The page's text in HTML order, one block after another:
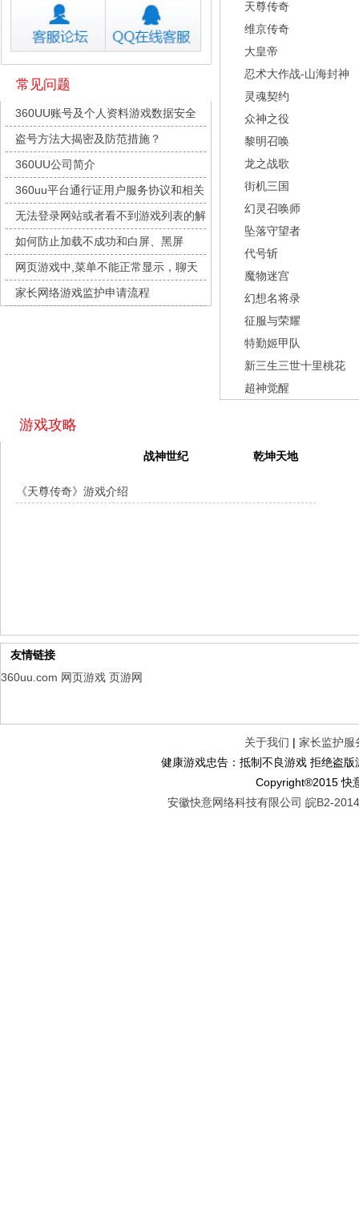
寻龙英雄
今日 10:00点
魔物迷宫
每日新服
今日 10:00点
豌豆大作战
每日新服
今日 10:00点
灵魂序章
每日新服
今日 10:00点
冒险守护
每日新服
绝地苍穹
每日新服
今日 10:00点
代号斩
每日新服
今日 10:00点
异星战舰
每日新服
今日 10:00点
云上契约
每日新服
今日 10:00点
梦幻回响
每日新服
今日 10:00点
灵魂契约
仙剑奇侠传：新的开始
每日新服
常见问题
360UU账号及个人资料游戏数据安全
盗号方法大揭密及防范措施？
360UU公司简介
360uu平台通行证用户服务协议和相关
的条款和条件
无法登录网站或者看不到游戏列表的解
决方法
如何防止加载不成功和白屏、黑屏
网页游戏中,菜单不能正常显示，聊天
及其它功能不能正常使用的解决办法
家长网络游戏监护申请流程
天尊传奇
维京传奇
大皇帝
忍术大作战-山海封神
灵魂契约
众神之役
黎明召唤
龙之战歌
街机三国
幻灵召唤师
坠落守望者
代号斩
魔物迷宫
幻想名将录
征服与荣耀
特勤姬甲队
新三生三世十里桃花
超神觉醒
游戏攻略
战神世纪 乾坤天地
《天尊传奇》游戏介绍
友情链接
360uu.com 网页游戏 页游网
关于我们 | 家长监护服
健康游戏忠告：抵制不良游戏 拒绝盗
Copyright®2015 快
安徽快意网络科技有限公司 皖B2-